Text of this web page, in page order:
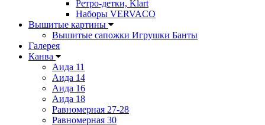
Ретро-детки, Klart
Наборы VERVACO
Вышитые картины
Вышитые сапожки Игрушки Банты
Галерея
Канва
Аида 11
Аида 14
Аида 16
Аида 18
Равномерная 27-28
Равномерная 30